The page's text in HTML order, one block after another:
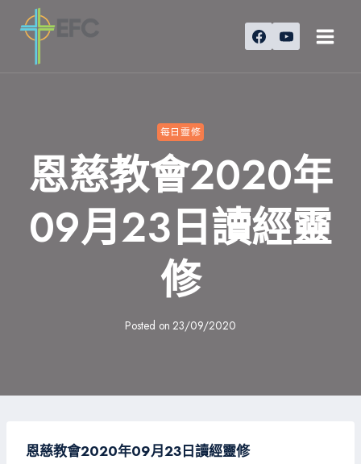
每日靈修
恩慈教會2020年
09月23日讀經靈
修
Posted on 23/09/2020
恩慈教會2020年09月23日讀經靈修